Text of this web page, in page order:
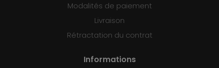
Modalités de paiement
Livraison
Rétractation du contrat
Informations